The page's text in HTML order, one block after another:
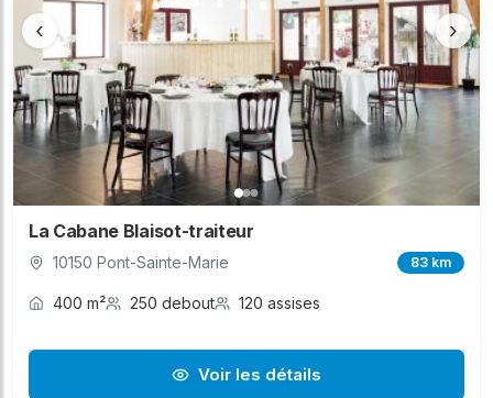
‹ ›
La Cabane Blaisot-traiteur
10150 Pont-Sainte-Marie 83 km
400 m² 250 debout 120 assises
Voir les détails